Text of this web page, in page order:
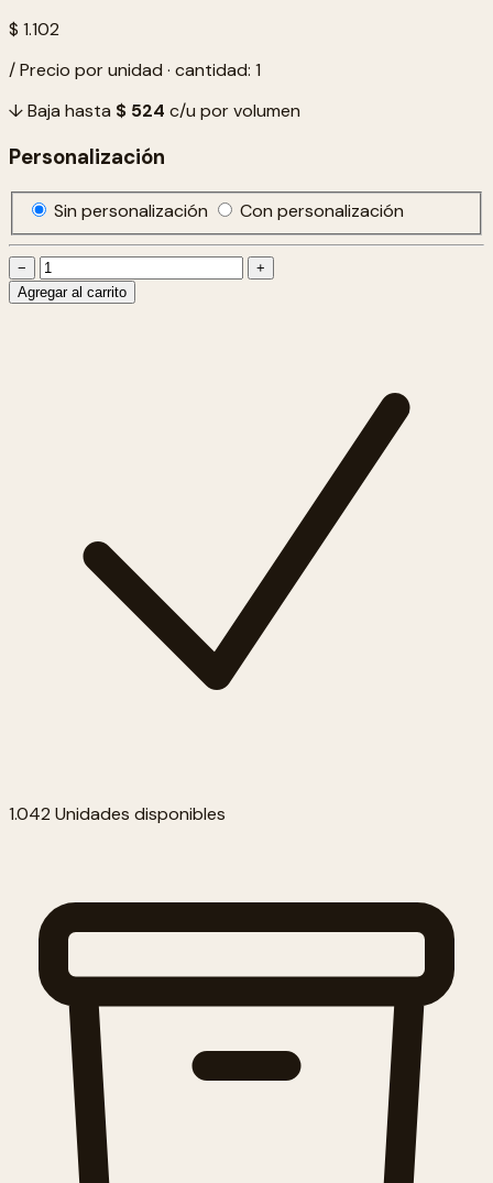
$ 1.102
/ Precio por unidad · cantidad: 1
↓ Baja hasta $ 524 c/u por volumen
Personalización
Sin personalización Con personalización
−
+
Agregar al carrito
1.042 Unidades disponibles